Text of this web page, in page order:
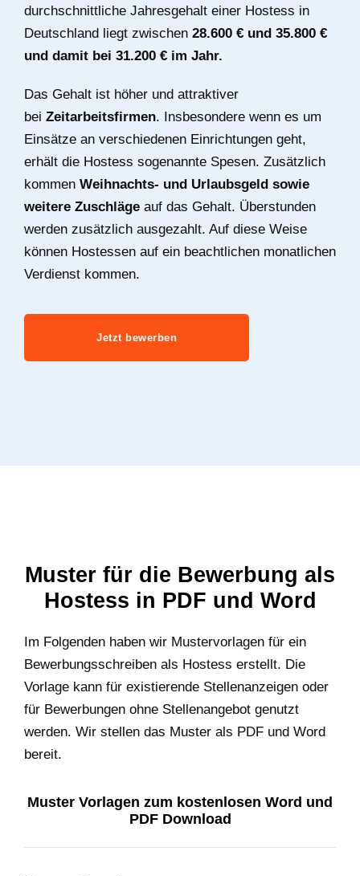
durchschnittliche Jahresgehalt einer Hostess in
Deutschland liegt zwischen 28.600 € und 35.800 €
und damit bei 31.200 € im Jahr.
Das Gehalt ist höher und attraktiver
bei Zeitarbeitsfirmen. Insbesondere wenn es um
Einsätze an verschiedenen Einrichtungen geht,
erhält die Hostess sogenannte Spesen. Zusätzlich
kommen Weihnachts- und Urlaubsgeld sowie
weitere Zuschläge auf das Gehalt. Überstunden
werden zusätzlich ausgezahlt. Auf diese Weise
können Hostessen auf ein beachtlichen monatlichen
Verdienst kommen.
Jetzt bewerben
Muster für die Bewerbung als
Hostess in PDF und Word
Im Folgenden haben wir Mustervorlagen für ein
Bewerbungsschreiben als Hostess erstellt. Die
Vorlage kann für existierende Stellenanzeigen oder
für Bewerbungen ohne Stellenangebot genutzt
werden. Wir stellen das Muster als PDF und Word
bereit.
Muster Vorlagen zum kostenlosen Word und
PDF Download